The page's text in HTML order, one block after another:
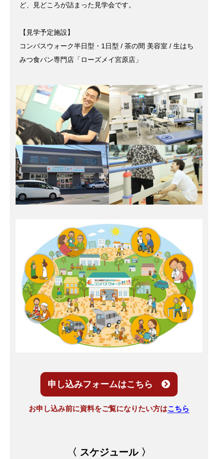
ど、見どころが詰まった見学会です。
【見学予定施設】
コンパスウォーク半日型・1日型 / 茶の間 美容室 / 生はち
みつ食パン専門店「ローズメイ宮原店」
申し込みフォームはこちら
お申し込み前に資料をご覧になりたい方はこちら
〈 スケジュール 〉